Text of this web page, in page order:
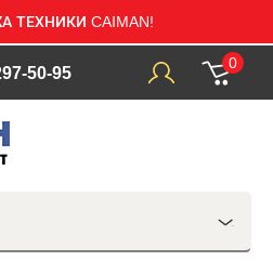
ТЕХНИКИ CAIMAN!
50-95
0